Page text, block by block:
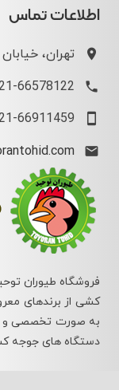
اطلاعات تماس
تهران، خیابان
66578122
66911459
فروشگاه طیوران
کشی از برندهای
به صورت تخصصی و
دستگاه های جوجه